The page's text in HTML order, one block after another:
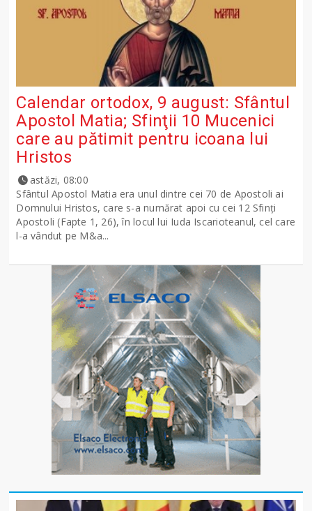
Calendar ortodox, 9 august: Sfântul
Apostol Matia; Sfinţii 10 Mucenici
care au pătimit pentru icoana lui
Hristos
astăzi, 08:00
Sfântul Apostol Matia era unul dintre cei 70 de Apostoli ai
Domnului Hristos, care s-a numărat apoi cu cei 12 Sfinţi
Apostoli (Fapte 1, 26), în locul lui Iuda Iscarioteanul, cel care
l-a vândut pe M&a...